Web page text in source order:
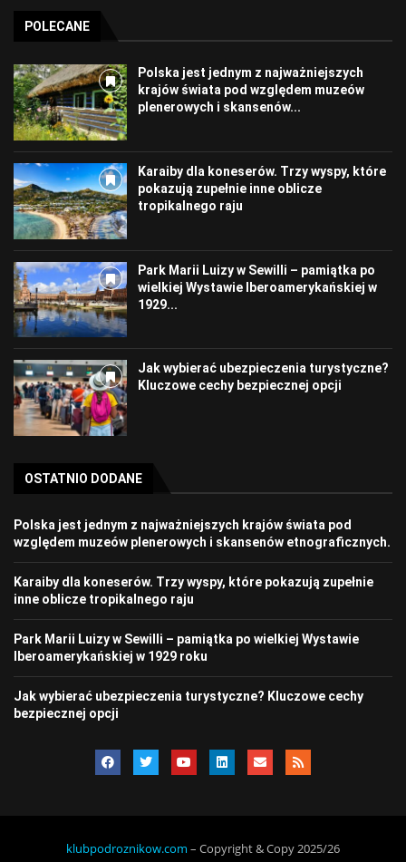
POLECANE
Polska jest jednym z najważniejszych
krajów świata pod względem muzeów
plenerowych i skansenów...
Karaiby dla koneserów. Trzy wyspy, które
pokazują zupełnie inne oblicze
tropikalnego raju
Park Marii Luizy w Sewilli – pamiątka po
wielkiej Wystawie Iberoamerykańskiej w
1929...
Jak wybierać ubezpieczenia turystyczne?
Kluczowe cechy bezpiecznej opcji
OSTATNIO DODANE
Polska jest jednym z najważniejszych krajów świata pod
względem muzeów plenerowych i skansenów etnograficznych.
Karaiby dla koneserów. Trzy wyspy, które pokazują zupełnie
inne oblicze tropikalnego raju
Park Marii Luizy w Sewilli – pamiątka po wielkiej Wystawie
Iberoamerykańskiej w 1929 roku
Jak wybierać ubezpieczenia turystyczne? Kluczowe cechy
bezpiecznej opcji
klubpodroznikow.com – Copyright & Copy 2025/26